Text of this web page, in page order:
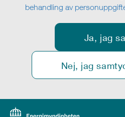
behandling av
Ja, jag
Nej, jag